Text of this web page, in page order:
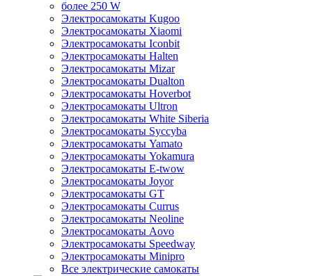
более 250 W
Электросамокаты Kugoo
Электросамокаты Xiaomi
Электросамокаты Iconbit
Электросамокаты Halten
Электросамокаты Mizar
Электросамокаты Dualton
Электросамокаты Hoverbot
Электросамокаты Ultron
Электросамокаты White Siberia
Электросамокаты Syccyba
Электросамокаты Yamato
Электросамокаты Yokamura
Электросамокаты E-twow
Электросамокаты Joyor
Электросамокаты GT
Электросамокаты Currus
Электросамокаты Neoline
Электросамокаты Aovo
Электросамокаты Speedway
Электросамокаты Minipro
Все электрические самокаты